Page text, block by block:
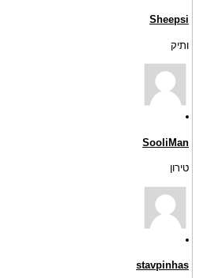
Sheepsi
ותיק
SooliMan
טירון
stavpinhas